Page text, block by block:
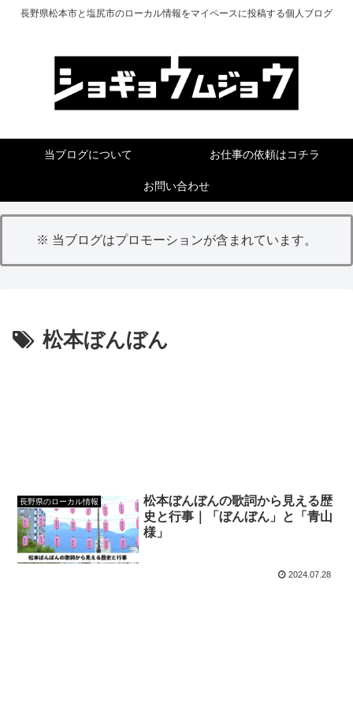
長野県松本市と塩尻市のローカル情報をマイペースに投稿する個人ブログ
当ブログについて お仕事の依頼はコチラ
お問い合わせ
※ 当ブログはプロモーションが含まれています。
松本ぼんぼん
長野県のローカル情報
松本ぼんぼんの歌詞から見える歴
史と行事｜「ぼんぼん」と「青山
様」
2024.07.28